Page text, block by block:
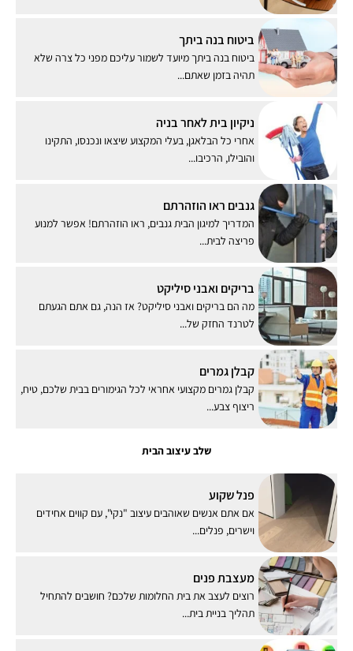
ביטוח בנה ביתך
ביטוח בנה ביתך מיועד לשמור עליכם מפני כל צרה שלא
תהיה בזמן שאתם...
ניקיון בית לאחר בניה
אחרי כל הבלאגן, בעלי המקצוע שיצאו ונכנסו, התקינו
והובילו, הרכיבו...
גנבים ראו הוזהרתם
המדריך למיגון הבית גנבים, ראו הוזהרתם! אפשר למנוע
פריצה לבית...
בריקים ואבני סיליקט
מה הם בריקים ואבני סיליקט? אז הנה, גם אתם הגעתם
לטרנד החזק של...
קבלן גמרים
קבלן גמרים מקצועי אחראי לכל הגימורים בבית שלכם, טיח,
ריצוף צבע...
שלב עיצוב הבית
פנל שקוע
אם אתם אנשים שאוהבים עיצוב "נקי", עם קווים אחידים
וישרים, פנלים...
מעצבת פנים
רוצים לעצב את בית החלומות שלכם? חושבים להתחיל
תהליך בניית בית...